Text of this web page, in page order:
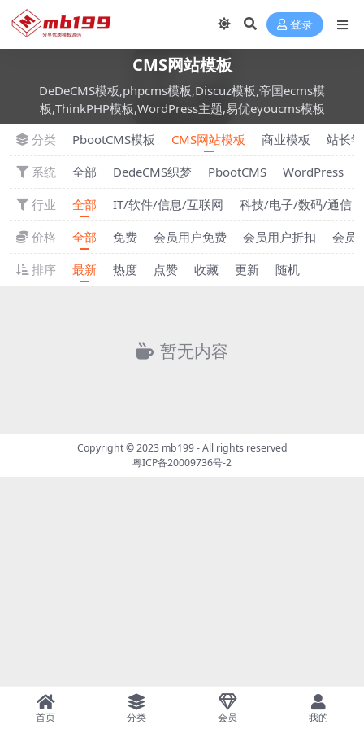
登录
CMS网站模板
DeDeCMS模板,phpcms模板,Discuz模板,帝国ecms模
板,ThinkPHP模板,WordPress主题,易优eyoucms模板
分类
PbootCMS模板 CMS网站模板 商业模板
站长
系统
全部 DedeCMS织梦 PbootCMS WordPress
行业
全部 IT/软件/信息/互联网
科技/电子/数码/通信
价格
全部 免费 会员用户免费 会员用户折扣
会员
排序
最新 热度 点赞 收藏 更新 随机
暂无内容
Copyright © 2023 mb199- All rights reserved
粤ICP备20009736号-2
首页 分类 会员 我的